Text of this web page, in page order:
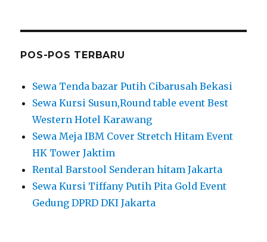
POS-POS TERBARU
Sewa Tenda bazar Putih Cibarusah Bekasi
Sewa Kursi Susun,Round table event Best
Western Hotel Karawang
Sewa Meja IBM Cover Stretch Hitam Event
HK Tower Jaktim
Rental Barstool Senderan hitam Jakarta
Sewa Kursi Tiffany Putih Pita Gold Event
Gedung DPRD DKI Jakarta